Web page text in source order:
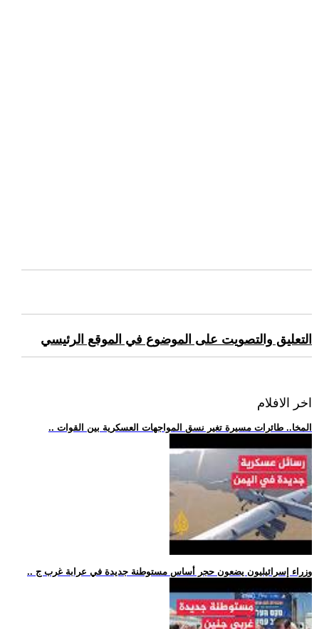
التعليق والتصويت على الموضوع في الموقع الرئيسي
اخر الافلام
.. المخا.. طائرات مسيرة تغير نسق المواجهات العسكرية بين القوات
.. وزراء إسرائيليون يضعون حجر أساس مستوطنة جديدة في عرابة غرب ج